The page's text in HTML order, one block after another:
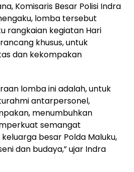
Komisaris Besar Polisi Indra
lomba tersebut
rangkaian kegiatan Hari
khusus, untuk
dan kekompakan
lomba ini adalah, untuk
antarpersonel,
menumbuhkan
semangat
besar Polda Maluku,
dan budaya,” ujar Indra